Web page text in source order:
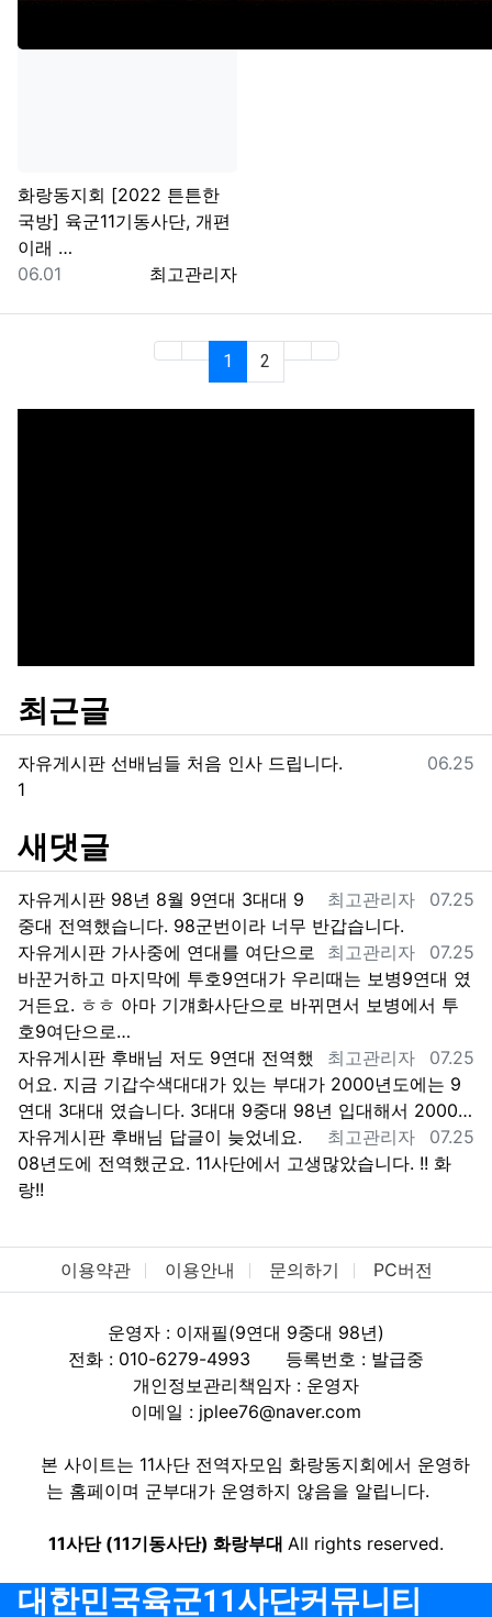
화랑동지회 [2022 튼튼한
국방] 육군11기동사단, 개편
이래 …
등록자
최고관리자
등록일
06.01
1 (current)
2 (last)
최근글
등록일
06.25
자유게시판 선배님들 처음 인사 드립니다.
댓글
1
새댓글
등록자
최고관리자 등록일
07.25
자유게시판 98년 8월 9연대 3대대 9
중대 전역했습니다. 98군번이라 너무 반갑습니다.
등록자
최고관리자 등록일
07.25
자유게시판 가사중에 연대를 여단으로
바꾼거하고 마지막에 투호9연대가 우리때는 보병9연대 였
거든요. ㅎㅎ 아마 기걔화사단으로 바뀌면서 보병에서 투
호9여단으로…
등록자
최고관리자 등록일
07.25
자유게시판 후배님 저도 9연대 전역했
어요. 지금 기갑수색대대가 있는 부대가 2000년도에는 9
연대 3대대 였습니다. 3대대 9중대 98년 입대해서 2000…
등록자
최고관리자 등록일
07.25
자유게시판 후배님 답글이 늦었네요.
08년도에 전역했군요. 11사단에서 고생많았습니다. !! 화
랑!!
이용약관 이용안내 문의하기 PC버전
운영자 : 이재필(9연대 9중대 98년)
전화 : 010-6279-4993
등록번호 : 발급중
개인정보관리책임자 : 운영자
이메일 : jplee76@naver.com
본 사이트는 11사단 전역자모임 화랑동지회에서 운영하
는 홈페이며 군부대가 운영하지 않음을 알립니다.
11사단 (11기동사단) 화랑부대 All rights reserved.
대한민국육군11사단커뮤니티